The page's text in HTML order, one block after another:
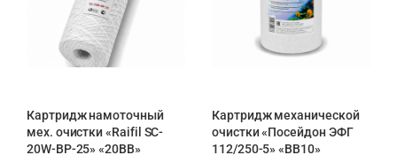
Картридж намоточный
мех. очистки «Raifil SC-
20W-BP-25» «20BB»
Картридж механической
очистки «Посейдон ЭФГ
112/250-5» «ВВ10»